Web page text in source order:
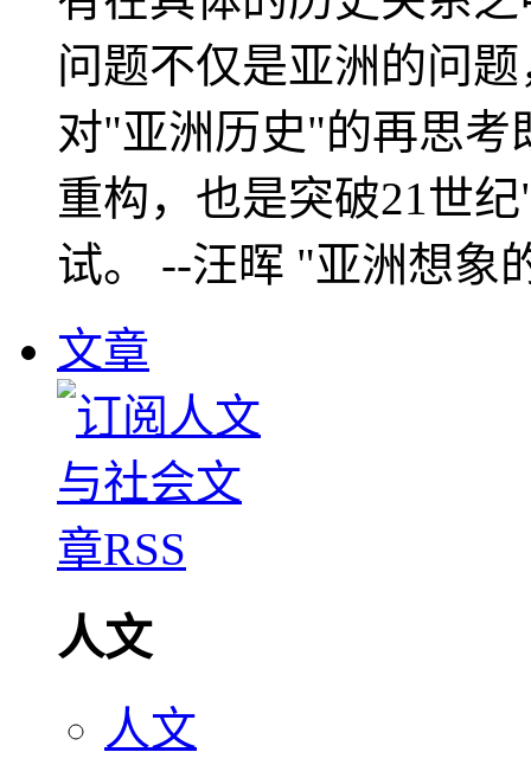
问题不仅是亚洲的问
对"亚洲历史"的再思考
重构，也是突破21世
试。 --汪晖 "亚洲想象
文章
人文
人文